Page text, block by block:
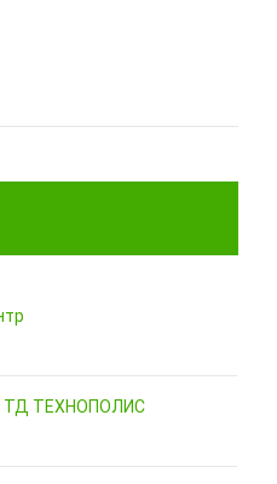
ТД ТЕХНОПОЛИС